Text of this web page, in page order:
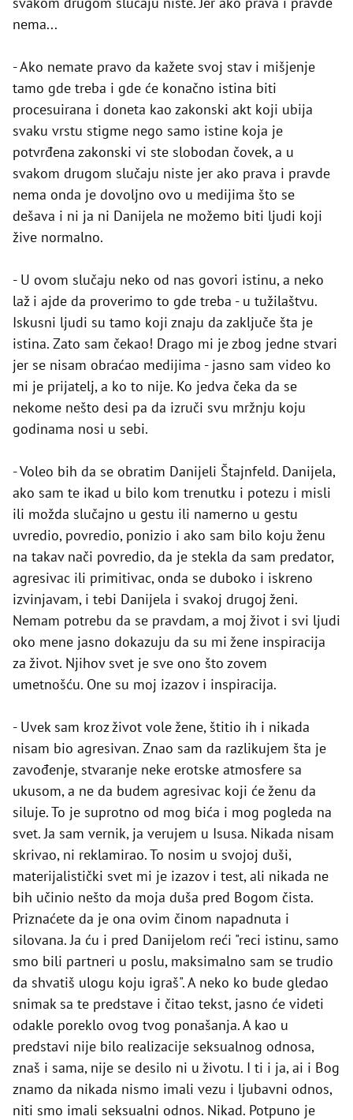
nema...
- Ako nemate pravo da kažete svoj stav i mišjenje
tamo gde treba i gde će konačno istina biti
procesuirana i doneta kao zakonski akt koji ubija
svaku vrstu stigme nego samo istine koja je
potvrđena zakonski vi ste slobodan čovek, a u
svakom drugom slučaju niste jer ako prava i pravde
nema onda je dovoljno ovo u medijima što se
dešava i ni ja ni Danijela ne možemo biti ljudi koji
žive normalno.
- U ovom slučaju neko od nas govori istinu, a neko
laž i ajde da proverimo to gde treba - u tužilaštvu.
Iskusni ljudi su tamo koji znaju da zaključe šta je
istina. Zato sam čekao! Drago mi je zbog jedne stvari
jer se nisam obraćao medijima - jasno sam video ko
mi je prijatelj, a ko to nije. Ko jedva čeka da se
nekome nešto desi pa da izruči svu mržnju koju
godinama nosi u sebi.
- Voleo bih da se obratim Danijeli Štajnfeld. Danijela,
ako sam te ikad u bilo kom trenutku i potezu i misli
ili možda slučajno u gestu ili namerno u gestu
uvredio, povredio, ponizio i ako sam bilo koju ženu
na takav nači povredio, da je stekla da sam predator,
agresivac ili primitivac, onda se duboko i iskreno
izvinjavam, i tebi Danijela i svakoj drugoj ženi.
Nemam potrebu da se pravdam, a moj život i svi ljudi
oko mene jasno dokazuju da su mi žene inspiracija
za život. Njihov svet je sve ono što zovem
umetnošću. One su moj izazov i inspiracija.
- Uvek sam kroz život vole žene, štitio ih i nikada
nisam bio agresivan. Znao sam da razlikujem šta je
zavođenje, stvaranje neke erotske atmosfere sa
ukusom, a ne da budem agresivac koji će ženu da
siluje. To je suprotno od mog bića i mog pogleda na
svet. Ja sam vernik, ja verujem u Isusa. Nikada nisam
skrivao, ni reklamirao. To nosim u svojoj duši,
materijalistički svet mi je izazov i test, ali nikada ne
bih učinio nešto da moja duša pred Bogom čista.
Priznaćete da je ona ovim činom napadnuta i
silovana. Ja ću i pred Danijelom reći "reci istinu, samo
smo bili partneri u poslu, maksimalno sam se trudio
da shvatiš ulogu koju igraš". A neko ko bude gledao
snimak sa te predstave i čitao tekst, jasno će videti
odakle poreklo ovog tvog ponašanja. A kao u
predstavi nije bilo realizacije seksualnog odnosa,
znaš i sama, nije se desilo ni u životu. I ti i ja, ai i Bog
znamo da nikada nismo imali vezu i ljubavni odnos,
niti smo imali seksualni odnos. Nikad. Potpuno je